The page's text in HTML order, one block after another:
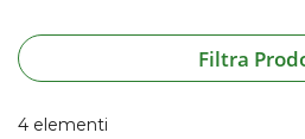
Filtra
4 elementi